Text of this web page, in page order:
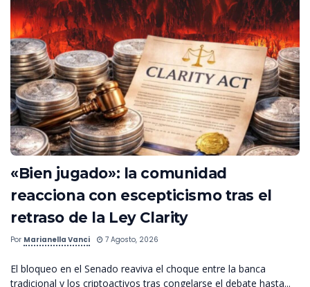
«Bien jugado»: la comunidad
reacciona con escepticismo tras el
retraso de la Ley Clarity
Por Marianella Vanci 7 Agosto, 2026
El bloqueo en el Senado reaviva el choque entre la banca
tradicional y los criptoactivos tras congelarse el debate hasta...